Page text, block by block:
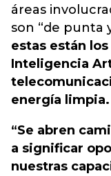
áreas
son “de punta
estas están
Inteligencia
energía limpia.
“Se abren
a significar
nuestras